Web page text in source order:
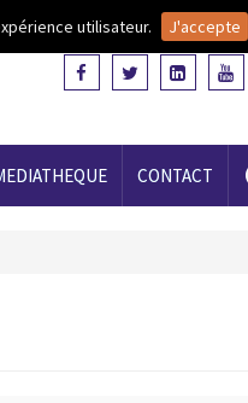
utilisateur. J'accepte
CONTACT